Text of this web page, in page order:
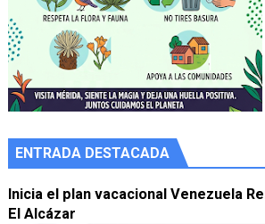
ENTRADA DESTACADA
Inicia el plan vacacional Venezuela
El Alcázar